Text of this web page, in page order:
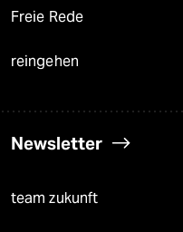
Freie Rede
reingehen
Newsletter
team zukunft